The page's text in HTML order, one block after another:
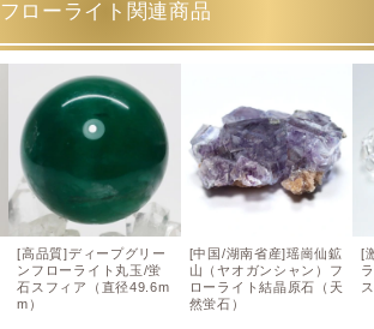
フローライト関連商品
[高品質]ディープグリー
ンフローライト丸玉/蛍
石スフィア（直径49.6m
m）
[中国/湖南省産]瑶崗仙鉱
山（ヤオガンシャン）フ
ローライト結晶原石（天
然蛍石）
[